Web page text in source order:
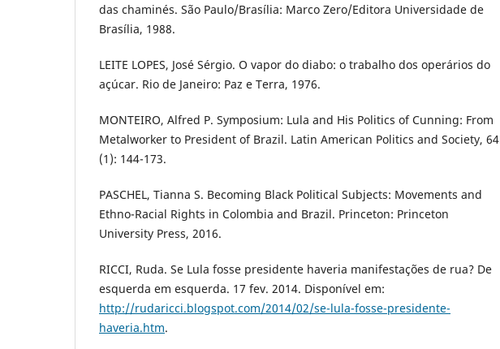
das chaminés. São Paulo/Brasília: Marco Zero/Editora Universidade de
Brasília, 1988.
LEITE LOPES, José Sérgio. O vapor do diabo: o trabalho dos operários do
açúcar. Rio de Janeiro: Paz e Terra, 1976.
MONTEIRO, Alfred P. Symposium: Lula and His Politics of Cunning: From
Metalworker to President of Brazil. Latin American Politics and Society, 64
(1): 144-173.
PASCHEL, Tianna S. Becoming Black Political Subjects: Movements and
Ethno-Racial Rights in Colombia and Brazil. Princeton: Princeton
University Press, 2016.
RICCI, Ruda. Se Lula fosse presidente haveria manifestações de rua? De
esquerda em esquerda. 17 fev. 2014. Disponível em:
http://rudaricci.blogspot.com/2014/02/se-lula-fosse-presidente-
haveria.htm.